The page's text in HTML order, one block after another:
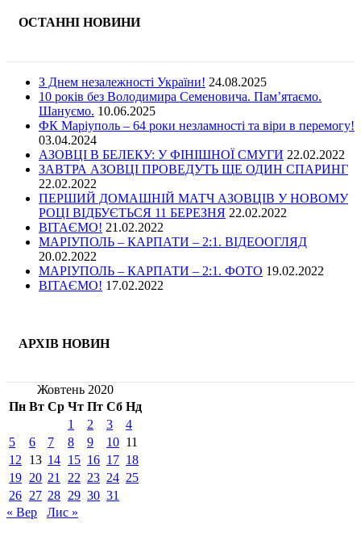
ОСТАННІ НОВИНИ
З Днем незалежності України! 24.08.2025
10 років без Володимира Семеновича. Пам’ятаємо.
Шануємо. 10.06.2025
ФК Маріуполь – 64 роки незламності та віри в перемогу!
03.04.2024
АЗОВЦІ В БЕЛЕКУ: У ФІНІШНОЇ СМУГИ 22.02.2022
ЗАВТРА АЗОВЦІ ПРОВЕДУТЬ ЩЕ ОДИН СПАРИНГ
22.02.2022
ПЕРШИЙ ДОМАШНІЙ МАТЧ АЗОВЦІВ У НОВОМУ
РОЦІ ВІДБУЄТЬСЯ 11 БЕРЕЗНЯ 22.02.2022
ВІТАЄМО! 21.02.2022
МАРІУПОЛЬ – КАРПАТИ – 2:1. ВІДЕООГЛЯД
20.02.2022
МАРІУПОЛЬ – КАРПАТИ – 2:1. ФОТО 19.02.2022
ВІТАЄМО! 17.02.2022
АРХІВ НОВИН
Жовтень 2020
Пн Вт Ср Чт Пт Сб Нд
1
2 3
4
5
6 7 8 9 10 11
12
13 14 15 16 17 18
19 20 21 22 23 24 25
26 27 28 29 30 31
« Вер
Лис »